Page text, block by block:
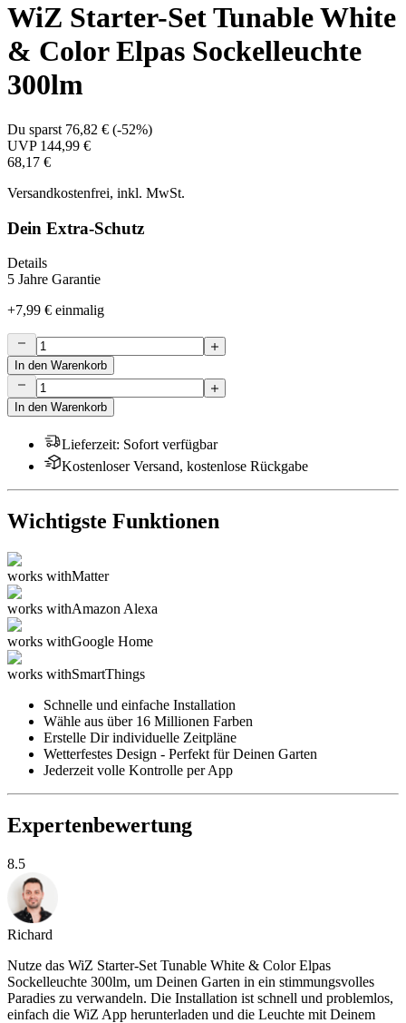
WiZ Starter-Set Tunable White
& Color Elpas Sockelleuchte
300lm
Du sparst 76,82 € (-52%)
UVP 144,99 €
68,17 €
Versandkostenfrei, inkl. MwSt.
Dein Extra-Schutz
Details
5 Jahre Garantie
+7,99 € einmalig
In den Warenkorb
In den Warenkorb
Lieferzeit: Sofort verfügbar
Kostenloser Versand, kostenlose Rückgabe
Wichtigste Funktionen
works withMatter
works withAmazon Alexa
works withGoogle Home
works withSmartThings
Schnelle und einfache Installation
Wähle aus über 16 Millionen Farben
Erstelle Dir individuelle Zeitpläne
Wetterfestes Design - Perfekt für Deinen Garten
Jederzeit volle Kontrolle per App
Expertenbewertung
8.5
Richard
Nutze das WiZ Starter-Set Tunable White & Color Elpas
Sockelleuchte 300lm, um Deinen Garten in ein stimmungsvolles
Paradies zu verwandeln. Die Installation ist schnell und problemlos,
einfach die WiZ App herunterladen und die Leuchte mit Deinem